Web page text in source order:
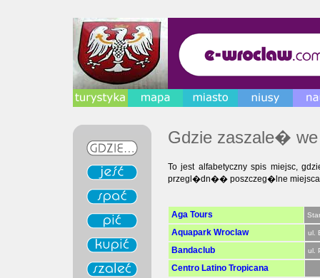
Gdzie zaszale� we
To jest alfabetyczny spis miejsc,
przegl�dn�� poszczeg�lne miejsca
Aga Tours
Aquapark Wroclaw ul.
Bandaclub ul.
Centro Latino Tropicana